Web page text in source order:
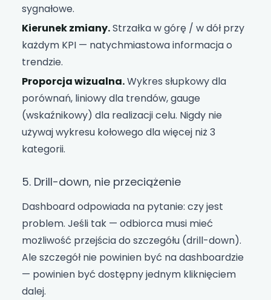
sygnałowe.
Kierunek zmiany.Strzałka w górę / w dół przy
każdym KPI — natychmiastowa informacja o
trendzie.
Proporcja wizualna.Wykres słupkowy dla
porównań, liniowy dla trendów, gauge
(wskaźnikowy) dla realizacji celu. Nigdy nie
używaj wykresu kołowego dla więcej niż 3
kategorii.
5. Drill-down, nie przeciążenie
Dashboard odpowiada na pytanie: czy jest
problem. Jeśli tak — odbiorca musi mieć
możliwość przejścia do szczegółu (drill-down).
Ale szczegół nie powinien być na dashboardzie
— powinien być dostępny jednym kliknięciem
dalej.